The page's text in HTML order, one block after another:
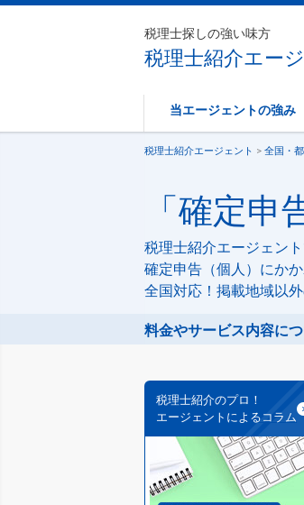
税理士探しの強い味方
税理士紹介エー
当エージェントの強み
税理士紹介エージェント > 全国・
「確定
税理士紹介エージェン
確定申告（個人）にか
全国対応！掲載地域以
料金やサービス内容に
税理士紹介のプロ！
エージェントによるコラム